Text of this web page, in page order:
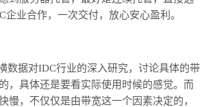
企业合作，一次交付，放心安心盈利。
数据对IDC行业的深入研究，讨论具体的带
，具体还是要看实际使用时候的感觉。而
慢，不仅仅是由带宽这一个因素决定的，